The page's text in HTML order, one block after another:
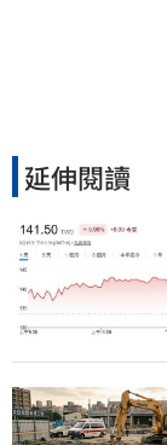
延伸閱讀